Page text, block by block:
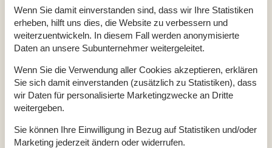
Draußen
Aufladen von Elektroautos nicht inbegriffen Im Preis
Gartenmöbel
Grill
Kostenloser Parkplatz auf dem Gelände 3
Ladestation für Elektroauto
Landschaftsgarten 1369 m²
Rutsche
Schaukel
Spielzeug für draußen
Trampolin
Wenn Sie damit einverstanden sind, dass wir Ihre Statistiken
erheben, hilft uns dies, die Website zu verbessern und
weiterzuentwickeln. In diesem Fall werden anonymisierte
Daten an unsere Subunternehmer weitergeleitet.
Wenn Sie die Verwendung aller Cookies akzeptieren, erklären
Sie sich damit einverstanden (zusätzlich zu Statistiken), dass
wir Daten für personalisierte Marketingzwecke an Dritte
weitergeben.
Sie können Ihre Einwilligung in Bezug auf Statistiken und/oder
Marketing jederzeit ändern oder widerrufen.